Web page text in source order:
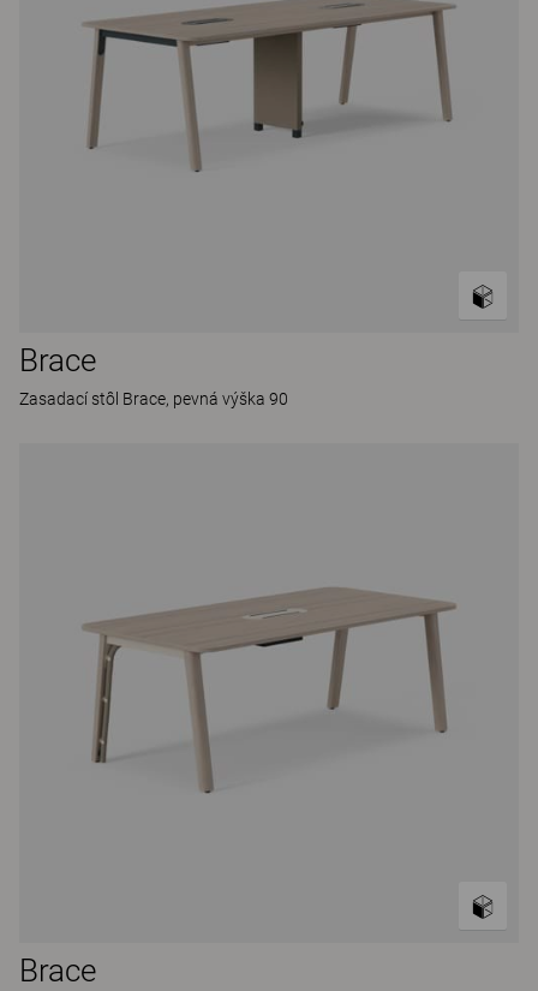
Brace
Zasadací stôl Brace, pevná výška 90
Brace